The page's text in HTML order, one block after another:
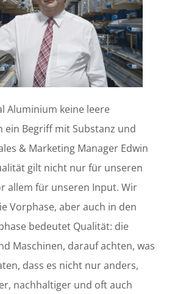
Aluminium keine leere
ein Begriff mit Substanz und
& Marketing Manager Edwin
gilt nicht nur für unseren
allem für unseren Input. Wir
Vorphase, aber auch in den
bedeutet Qualität: die
Maschinen, darauf achten, was
dass es nicht nur anders,
nachhaltiger und oft auch